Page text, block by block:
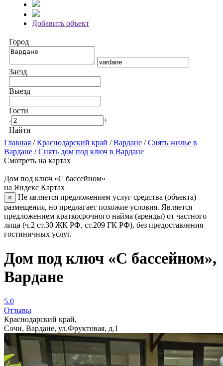
Добавить объект
Город
Заезд
Выезд
Гости
-
+
Найти
Главная /Краснодарский край /Вардане /Снять жилье в
Вардане /Снять дом под ключ в Вардане
Смотреть на картах
Дом под ключ «С бассейном»
на Яндекс Картах
×
Не является предложением услуг средства (объекта)
размещения, но предлагает похожие условия. Является
предложением краткосрочного найма (аренды) от частного
лица (ч.2 ст.30 ЖК РФ, ст.209 ГК РФ), без предоставления
гостиничных услуг.
Дом под ключ «С бассейном»,
Вардане
5.0
Отзывы
Краснодарский край,
Сочи, Вардане, ул.Фруктовая, д.1